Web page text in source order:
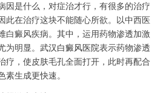
因是什么，对症治才行，有很多的治疗
此在治疗这块不能随心所欲。以中西医
白癜风疾病。其中，运用药物渗透加激
为明显。 武汉白癜风医院表示药物渗透
疗，使皮肤毛孔全面打开，此时再配合
素生成更快速。